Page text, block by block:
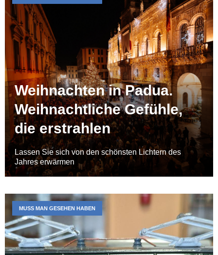
Weihnachten in Padua.
Weihnachtliche Gefühle,
die erstrahlen
Lassen Sie sich von den schönsten Lichtern des
Jahres erwärmen
MUSS MAN GESEHEN HABEN